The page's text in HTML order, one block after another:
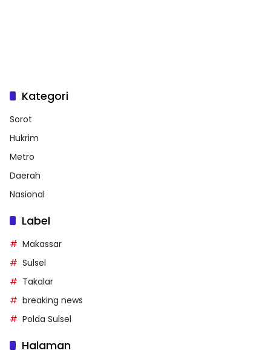
Kategori
Sorot
Hukrim
Metro
Daerah
Nasional
Label
Makassar
Sulsel
Takalar
breaking news
Polda Sulsel
Halaman